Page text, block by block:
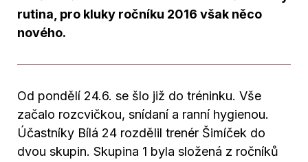
rutina, pro kluky ročníku 2016 však něco
nového.
Od pondělí 24.6. se šlo již do tréninku. Vše
začalo rozcvičkou, snídaní a ranní hygienou.
Účastníky Bílá 24 rozdělil trenér Šimíček do
dvou skupin. Skupina 1 byla složená z ročníků